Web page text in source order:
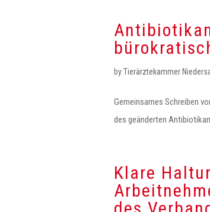
byTierärztekammer
Gemeinsames Schreiben
des geänderten
Klare